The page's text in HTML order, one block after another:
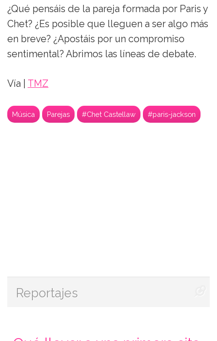
¿Qué pensáis de la pareja formada por Paris y
Chet? ¿Es posible que lleguen a ser algo más
en breve? ¿Apostáis por un compromiso
sentimental? Abrimos las líneas de debate.
Vía | TMZ
Música Parejas #Chet Castellaw #paris-jackson
Reportajes